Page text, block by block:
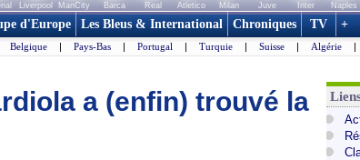
Liverpool ManCity Barca Real Atletico Milan Juve Inter Naples
d'Europe Les Bleus & International Chroniques TV +
Belgique | Pays-Bas | Portugal | Turquie | Suisse | Algérie |
a (enfin) trouvé la